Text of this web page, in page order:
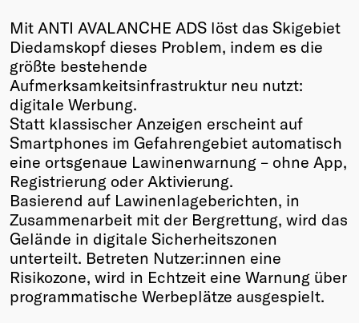
Mit ANTI AVALANCHE ADS löst das Skigebiet
Diedamskopf dieses Problem, indem es die
größte bestehende
Aufmerksamkeitsinfrastruktur neu nutzt:
digitale Werbung.
Statt klassischer Anzeigen erscheint auf
Smartphones im Gefahrengebiet automatisch
eine ortsgenaue Lawinenwarnung – ohne App,
Registrierung oder Aktivierung.
Basierend auf Lawinenlageberichten, in
Zusammenarbeit mit der Bergrettung, wird das
Gelände in digitale Sicherheitszonen
unterteilt. Betreten Nutzer:innen eine
Risikozone, wird in Echtzeit eine Warnung über
programmatische Werbeplätze ausgespielt.